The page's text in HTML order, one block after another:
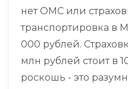
нет ОМС или
транспортировка в
000 рублей.
млн рублей стоит в
роскошь - это